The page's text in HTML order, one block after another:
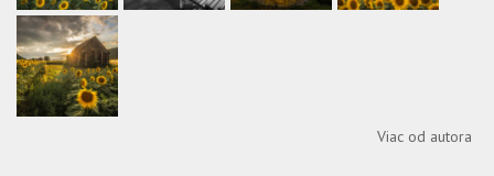
Viac od autora